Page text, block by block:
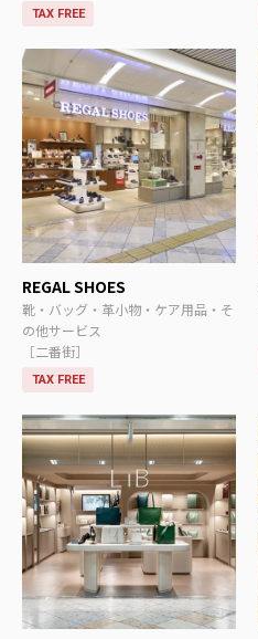
TAX FREE
REGAL SHOES
靴・バッグ・革小物・ケア用品・そ
の他サービス
［二番街］
TAX FREE